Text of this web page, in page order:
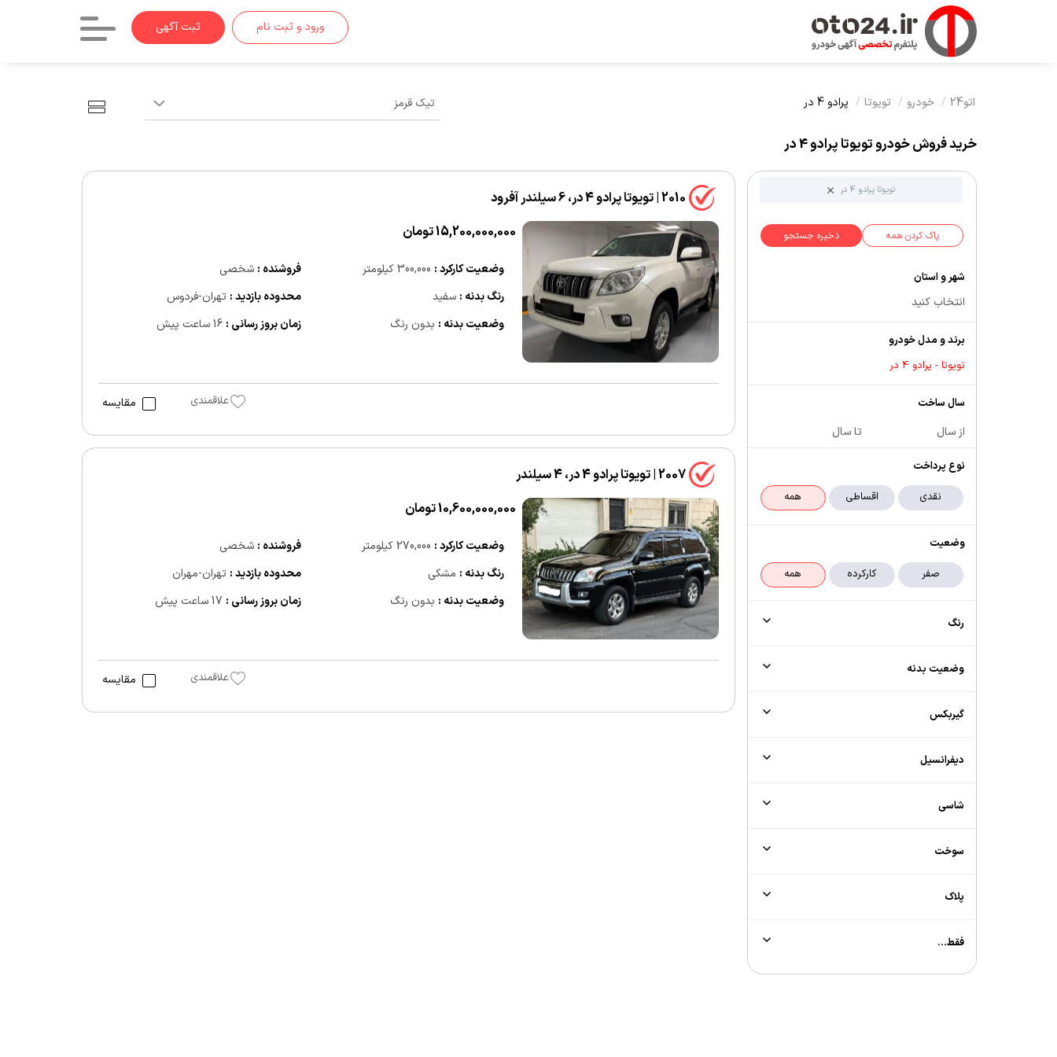
ثبت آگهی ورود و ثبت نام
اتو24 خودرو تویوتا پرادو 4 در
خرید فروش خودرو تویوتا پرادو 4 در
تویوتا پرادو 4 در
پاک کردن همه ذخیره جستجو
شهر و استان
انتخاب کنید
برند و مدل خودرو
تویوتا - پرادو 4 در
سال ساخت
از سال تا سال
نوع پرداخت
وضعیت
رنگ
وضعیت بدنه
گیربکس
دیفرانسیل
شاسی
سوخت
پلاک
فقط...
2010 | تویوتا پرادو 4 در، 6 سیلندر آفرود
15,200,000,000 تومان
وضعیت کارکرد : 300,000 کیلومتر فروشنده : شخصی
رنگ بدنه : سفید محدوده بازدید : تهران-فردوس
وضعیت بدنه : بدون رنگ زمان بروز رسانی : 16 ساعت پیش
علاقمندی مقایسه
2007 | تویوتا پرادو 4 در، 4 سیلندر
10,600,000,000 تومان
وضعیت کارکرد : 270,000 کیلومتر فروشنده : شخصی
رنگ بدنه : مشکی محدوده بازدید : تهران-مهران
وضعیت بدنه : بدون رنگ زمان بروز رسانی : 17 ساعت پیش
علاقمندی مقایسه